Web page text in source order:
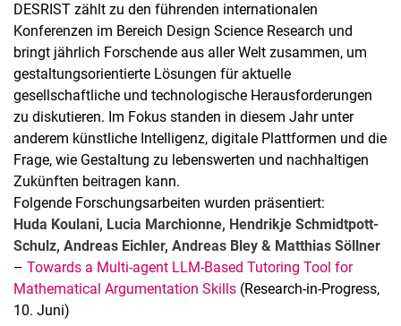
DESRIST zählt zu den führenden internationalen
Konferenzen im Bereich Design Science Research und
bringt jährlich Forschende aus aller Welt zusammen, um
gestaltungsorientierte Lösungen für aktuelle
gesellschaftliche und technologische Herausforderungen
zu diskutieren. Im Fokus standen in diesem Jahr unter
anderem künstliche Intelligenz, digitale Plattformen und die
Frage, wie Gestaltung zu lebenswerten und nachhaltigen
Zukünften beitragen kann.
Folgende Forschungsarbeiten wurden präsentiert:
Huda Koulani, Lucia Marchionne, Hendrikje Schmidtpott-
Schulz, Andreas Eichler, Andreas Bley & Matthias Söllner
– Towards a Multi-agent LLM-Based Tutoring Tool for
Mathematical Argumentation Skills (Research-in-Progress,
10. Juni)